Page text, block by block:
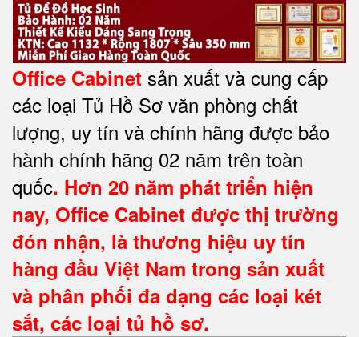
Office Cabinet sản xuất và cung cấp
các loại Tủ Hồ Sơ văn phòng chất
lượng, uy tín và chính hãng được bảo
hành chính hãng 02 năm trên toàn
quốc. Hơn 20 năm phát triển hiện
nay, Office Cabinet được thị trường
đón nhận, là thương hiệu uy tín
hàng đầu Việt Nam trong sản xuất
và phân phối đa dạng các loại két
sắt, các loại tủ hồ sơ.